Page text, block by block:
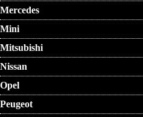
Mercedes
Mini
Mitsubishi
Nissan
Opel
Peugeot